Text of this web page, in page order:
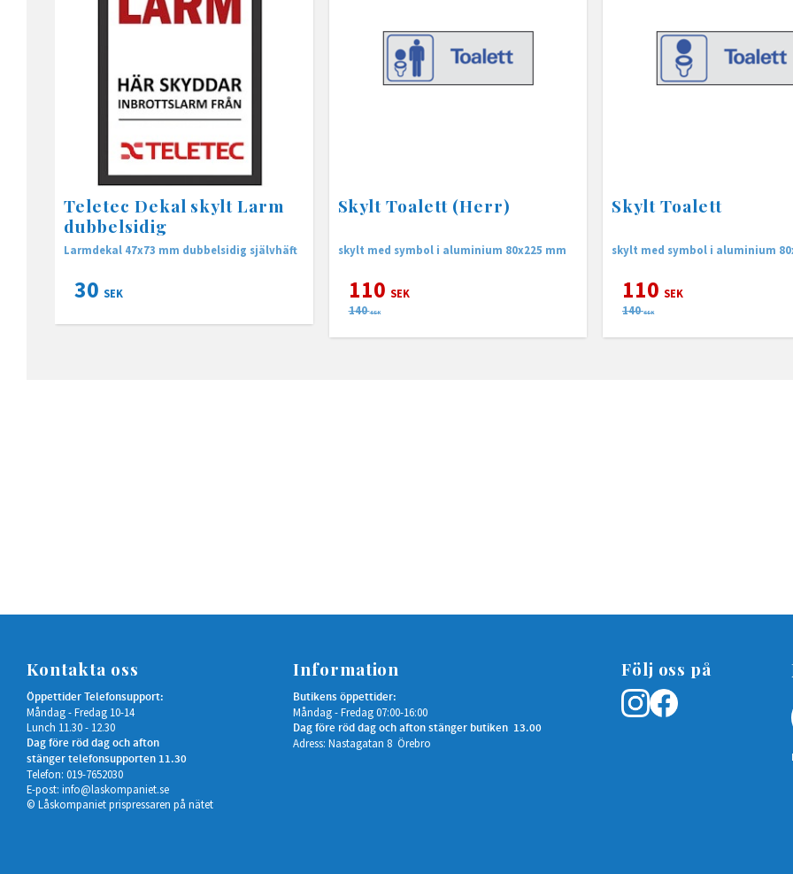
Teletec Dekal skylt Larm
dubbelsidig
Larmdekal 47x73 mm dubbelsidig självhäft
30 SEK
Skylt Toalett (Herr)
skylt med symbol i aluminium 80x225 mm
110 SEK
140 SEK
Skylt Toalett
skylt med symbol i aluminium
110 SEK
140 SEK
Kontakta oss
Öppettider Telefonsupport:
Måndag - Fredag 10-14
Lunch 11.30 - 12.30
Dag före röd dag och afton
stänger telefonsupporten 11.30
Telefon: 019-7652030
E-post: info@laskompaniet.se
© Låskompaniet prispressaren på nätet
Information
Butikens öppettider:
Måndag - Fredag 07:00-16:00
Dag före röd dag och afton stänger butiken 13.00
Adress: Nastagatan 8 Örebro
Följ oss på